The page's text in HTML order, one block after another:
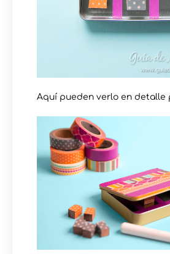
Aquí pueden verlo en detalle